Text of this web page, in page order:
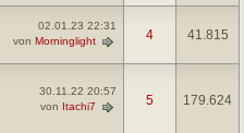
02.01.23 22:31
von Morninglight 4 41.815
30.11.22 20:57
von Itachi7 5 179.624